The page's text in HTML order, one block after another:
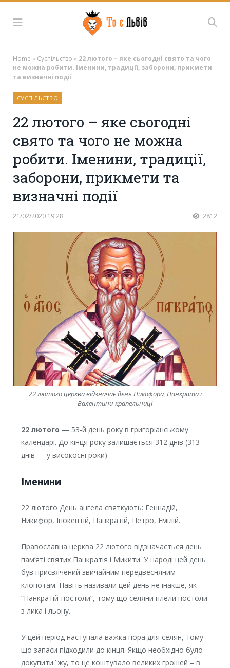
Home » Суспільство » 22 лютого – яке сьогодні свято та чого
не можна робити. Іменини, традиції, заборони, прикмети
та визначні події
СУСПІЛЬСТВО
22 лютого – яке сьогодні
свято та чого не можна
робити. Іменини, традиції,
заборони, прикмети та
визначні події
21/02/2020 19:28 2812
22 лютого церква відзначає день Никофора, Панкрата і
Валентини-крапельниці
22 лютого — 53-й день року в григоріанському
календарі. До кінця року залишається 312 днів (313
днів — у високосні роки).
Іменини
22 лютого День ангела святкують: Геннадій,
Никифор, Інокентій, Панкратій, Петро, Емілій.
Православна церква 22 лютого відзначається день
пам’яті святих Панкратія і Микити. У народі цей день
був присвячений звичайним передвесняним
клопотам. Навіть називали цей день не інакше, як
“Панкратій-постоли”, тому що селяни плели постоли
з лика і льону.
У цей період наступала важка пора для селян, тому
що запаси підходили до кінця. Якщо необхідно було
докупити їжу, то це коштувало великих грошей – в